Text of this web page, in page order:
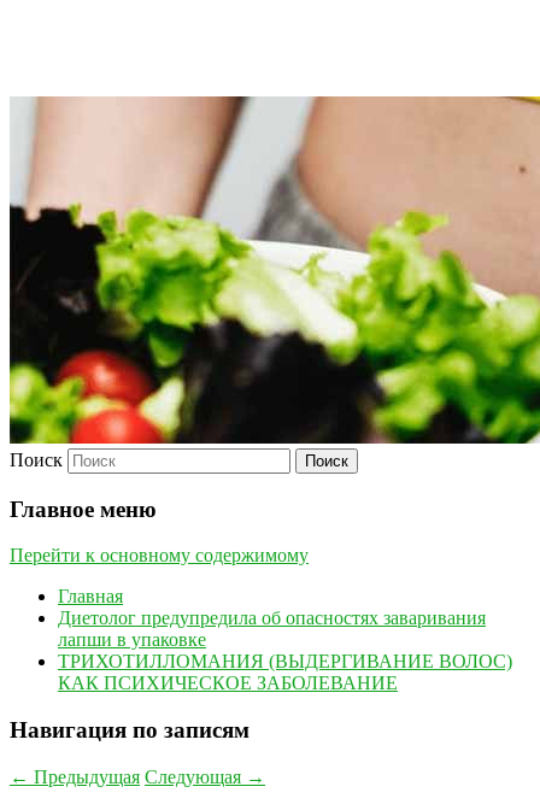
Поиск
Главное меню
Перейти к основному содержимому
Главная
Диетолог предупредила об опасностях заваривания
лапши в упаковке
ТРИХОТИЛЛОМАНИЯ (ВЫДЕРГИВАНИЕ ВОЛОС)
КАК ПСИХИЧЕСКОЕ ЗАБОЛЕВАНИЕ
Навигация по записям
← Предыдущая Следующая →